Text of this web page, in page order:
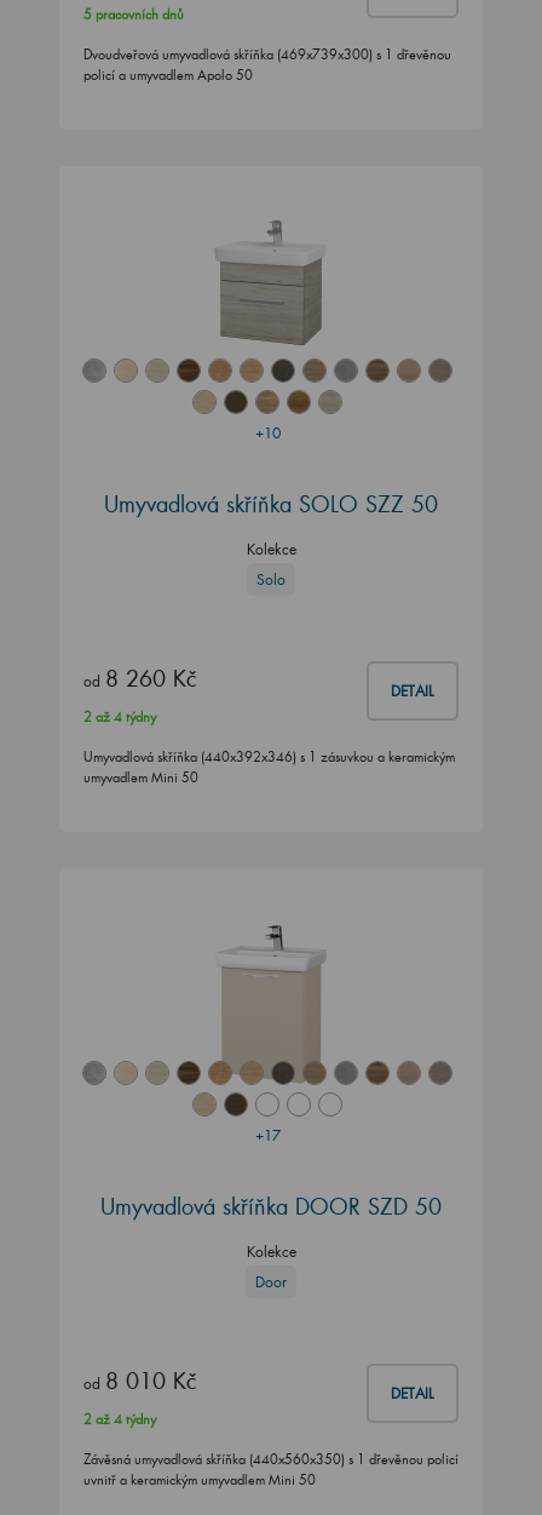
5 pracovních dnů
Dvoudveřová umyvadlová skříňka (469x739x300) s 1 dřevěnou
policí a umyvadlem Apolo 50
+10
Umyvadlová skříňka SOLO SZZ 50
Kolekce
Solo
od 8 260 Kč DETAIL
2 až 4 týdny
Umyvadlová skříňka (440x392x346) s 1 zásuvkou a keramickým
umyvadlem Mini 50
+17
Umyvadlová skříňka DOOR SZD 50
Kolekce
Door
od 8 010 Kč DETAIL
2 až 4 týdny
Závěsná umyvadlová skříňka (440x560x350) s 1 dřevěnou policí
uvnitř a keramickým umyvadlem Mini 50